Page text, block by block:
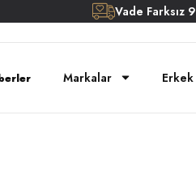
Vade Farksız
Markalar